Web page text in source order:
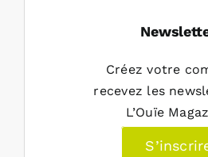
Créez votre
recevez les
L’Ouïe